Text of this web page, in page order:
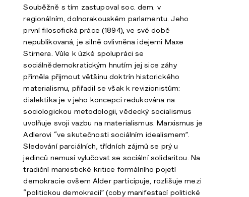
Souběžně s tím zastupoval soc. dem. v
regionálním, dolnorakouském parlamentu. Jeho
první filosofická práce (1894), ve své době
nepublikovaná, je silně ovlivněna idejemi Maxe
Stirnera. Vůle k úzké spolupráci se
sociálnědemokratickým hnutím jej sice záhy
přiměla přijmout většinu doktrín historického
materialismu, přiřadil se však k revizionistům:
dialektika je v jeho koncepci redukována na
sociologickou metodologii, vědecký socialismus
uvolňuje svoji vazbu na materialismus. Marxismus je
Adlerovi “ve skutečnosti sociálním idealismem”.
Sledování parciálních, třídních zájmů se prý u
jedinců nemusí vylučovat se sociální solidaritou. Na
tradiční marxistické kritice formálního pojetí
demokracie ovšem Alder participuje, rozlišuje mezi
“politickou demokracií” (coby manifestací politické